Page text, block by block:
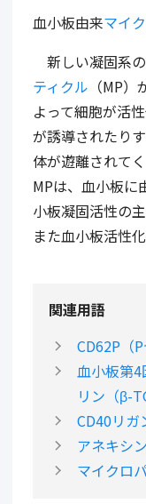
血小板由来マイ
新しい凝固系の
ティクル （MP
よって細胞が活
が誘導されたり
体が遊離されて
MPは、血小板に
小板凝固活性の
また血小板活性
関連用語
CD62P（P
血小板第
リン（β-
CD40リガ
アネキシ
マイクロ